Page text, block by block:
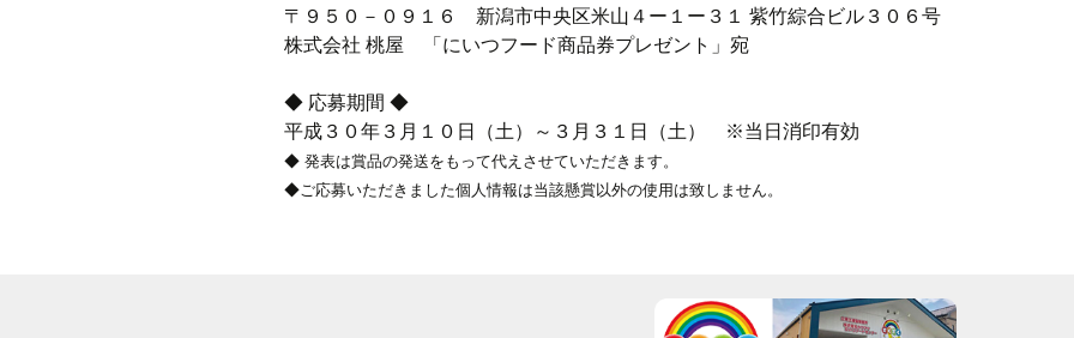
〒９５０－０９１６ 新潟市中央区米山４ー１ー３１ 紫竹綜合ビル３０６号
株式会社 桃屋 「にいつフード商品券プレゼント」宛
◆ 応募期間 ◆
平成３０年３月１０日（土）～３月３１日（土） ※当日消印有効
◆ 発表は賞品の発送をもって代えさせていただきます。
◆ご応募いただきました個人情報は当該懸賞以外の使用は致しません。